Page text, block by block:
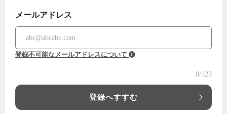
メールアドレス
登録不可能なメールアドレスについて
0/123
登録へすすむ